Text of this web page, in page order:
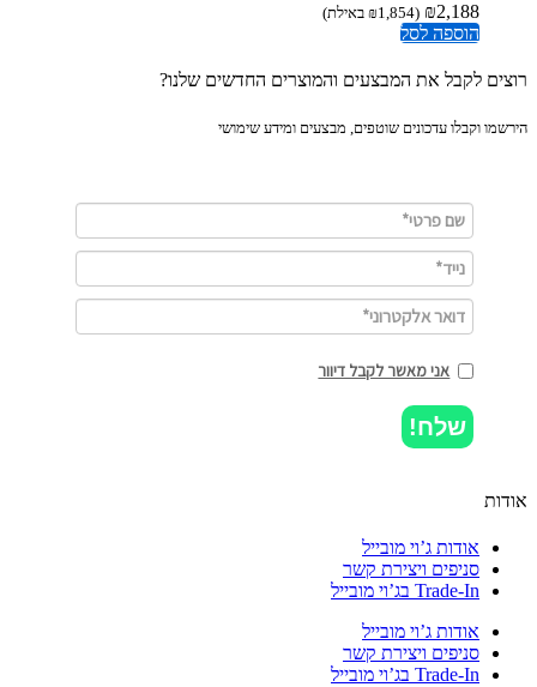
₪2,188
(
₪1,854 באילת)
הוספה לסל
לקבל את המבצעים והמוצרים החדשים שלנו?
וקבלו עדכונים שוטפים, מבצעים ומידע שימושי
אני מאשר לקבל דיוור
שלח!
אודות ג’וי מובייל
סניפים ויצירת קשר
Trade-In בג’וי מובייל
אודות ג’וי מובייל
סניפים ויצירת קשר
Trade-In בג’וי מובייל